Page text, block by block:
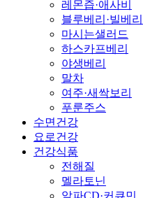
레몬즙·애사비
블루베리·빌베리
마시는샐러드
하스카프베리
야생베리
말차
여주·새싹보리
푸룬주스
수면건강
요로건강
건강식품
전해질
멜라토닌
알파CD·커큐민